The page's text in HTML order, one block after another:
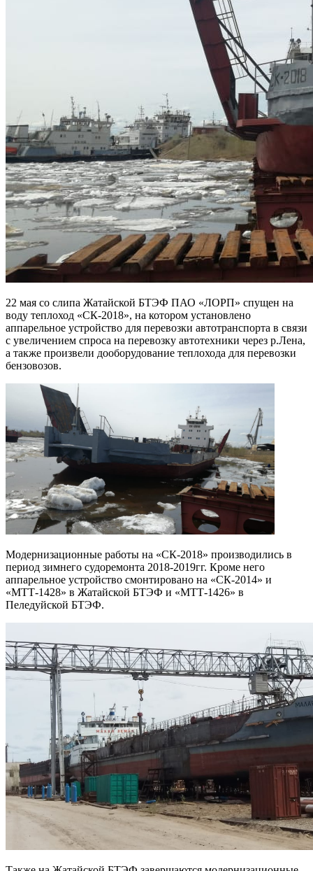
22 мая со слипа Жатайской БТЭФ ПАО «ЛОРП» спущен на
воду теплоход «СК-2018», на котором установлено
аппарельное устройство для перевозки автотранспорта в связи
с увеличением спроса на перевозку автотехники через р.Лена,
а также произвели дооборудование теплохода для перевозки
бензовозов.
Модернизационные работы на «СК-2018» производились в
период зимнего судоремонта 2018-2019гг. Кроме него
аппарельное устройство смонтировано на «СК-2014» и
«МТТ-1428» в Жатайской БТЭФ и «МТТ-1426» в
Пеледуйской БТЭФ.